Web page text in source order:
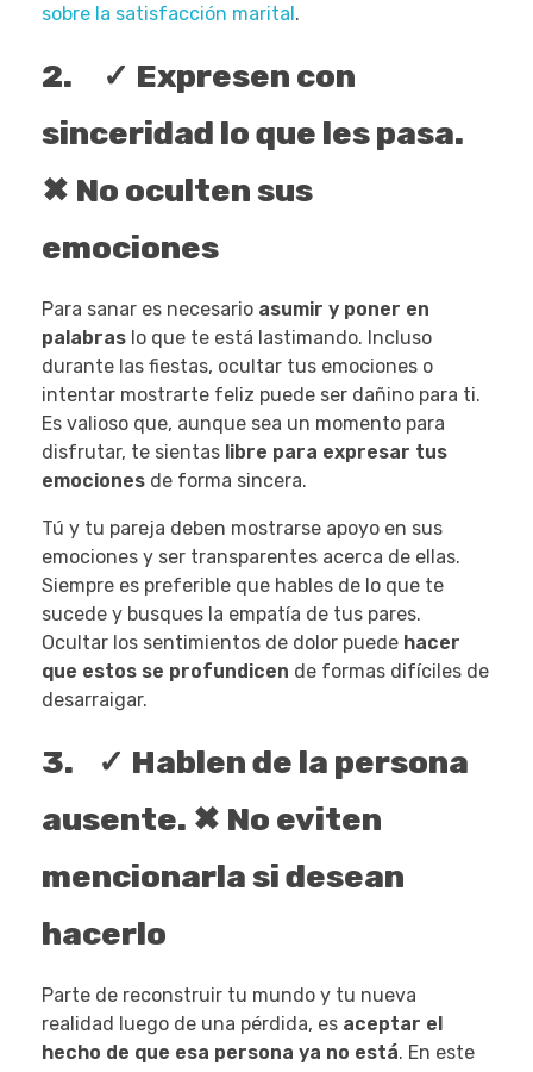
sobre la satisfacción marital.
2. ✓ Expresen con
sinceridad lo que les pasa.
✖ No oculten sus
emociones
Para sanar es necesario asumir y poner en
palabras lo que te está lastimando. Incluso
durante las fiestas, ocultar tus emociones o
intentar mostrarte feliz puede ser dañino para ti.
Es valioso que, aunque sea un momento para
disfrutar, te sientas libre para expresar tus
emociones de forma sincera.
Tú y tu pareja deben mostrarse apoyo en sus
emociones y ser transparentes acerca de ellas.
Siempre es preferible que hables de lo que te
sucede y busques la empatía de tus pares.
Ocultar los sentimientos de dolor puede hacer
que estos se profundicen de formas difíciles de
desarraigar.
3. ✓ Hablen de la persona
ausente. ✖ No eviten
mencionarla si desean
hacerlo
Parte de reconstruir tu mundo y tu nueva
realidad luego de una pérdida, es aceptar el
hecho de que esa persona ya no está. En este